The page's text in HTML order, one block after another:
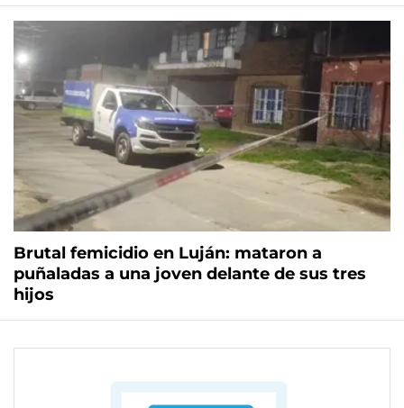
Brutal femicidio en Luján: mataron a
puñaladas a una joven delante de sus tres
hijos